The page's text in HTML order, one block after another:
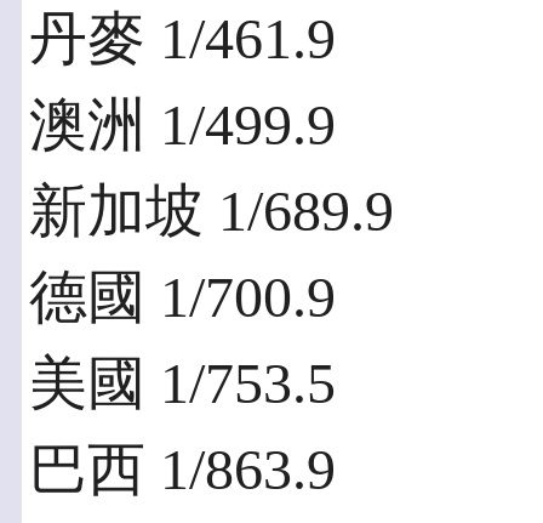
丹麥 1/461.9
澳洲 1/499.9
新加坡 1/689.9
德國 1/700.9
美國 1/753.5
巴西 1/863.9